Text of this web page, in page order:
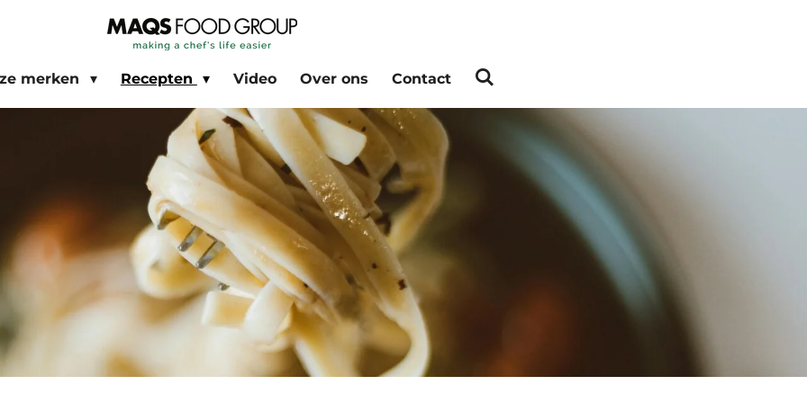
merken Recepten Video Over ons Contact